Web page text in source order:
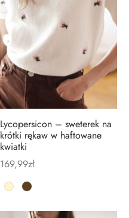
Lycopersicon – sweterek na
krótki rękaw w haftowane
kwiatki
169,99zł